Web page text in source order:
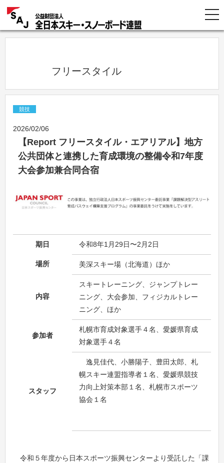
            フリースタイル
競技
2026/02/06
【Report フリースタイル・エアリアル】地方
公共団体と連携した育成環境の整備令和7年度
大会参加兼合同合宿
期日 令和8年1月29日〜2月2日
場所 美深スキー場（北海道）ほか
内容
スキートレーニング、ジャンプトレー
ニング、大会参加、フィジカルトレー
ニング、ほか
参加者
札幌市育成対象選手４名、愛媛県育成
対象選手４名
スタッフ
逸見佳代、小勝陽子、豊田太郎、札
幌スキー連盟指導者１名、愛媛県競技
力向上対策本部１名、札幌市スポーツ
協会１名
令和５年度から日本スポーツ振興センターより受託した「課